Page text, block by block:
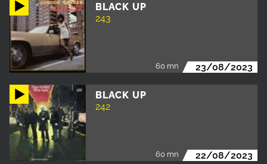
BLACK UP
243
60 mn 23/08/2023
BLACK UP
242
60 mn 22/08/2023